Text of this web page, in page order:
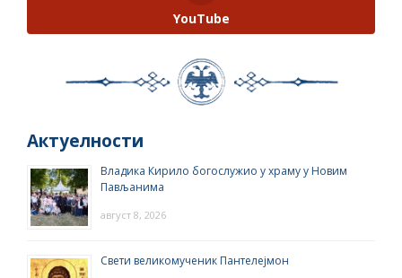
YouTube
Актуелности
Владика Кирило богослужио у храму у Новим
Пављанима
август 8, 2026
Свети великомученик Пантелејмон